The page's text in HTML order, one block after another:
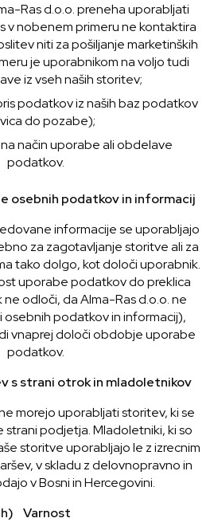
Ras d.o.o. preneha uporabljati
v nobenem primeru ne kontaktira
niti za pošiljanje marketinških
je uporabnikom na voljo tudi
iz vseh naših storitev;
podatkov iz naših baz podatkov
do pozabe);
način uporabe ali obdelave
podatkov.
podatkov in informacij
informacije se uporabljajo
za zagotavljanje storitve ali za
tako dolgo, kot določi uporabnik.
uporabe podatkov do preklica
odloči, da Alma-Ras d.o.o. ne
podatkov in informacij),
vnaprej določi obdobje uporabe
podatkov.
strani otrok in mladoletnikov
morejo uporabljati storitev, ki se
podjetja. Mladoletniki, ki so
storitve uporabljajo le z izrecnim
v skladu z delovnopravno in
v Bosni in Hercegovini.
h) Varnost